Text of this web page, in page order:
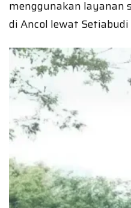
menggunakan layanan
di Ancol lewat Setiabudi